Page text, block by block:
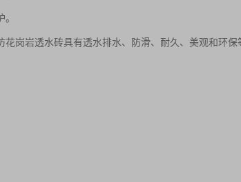
花岗岩透水砖具有透水排水、防滑、耐久、美观和环